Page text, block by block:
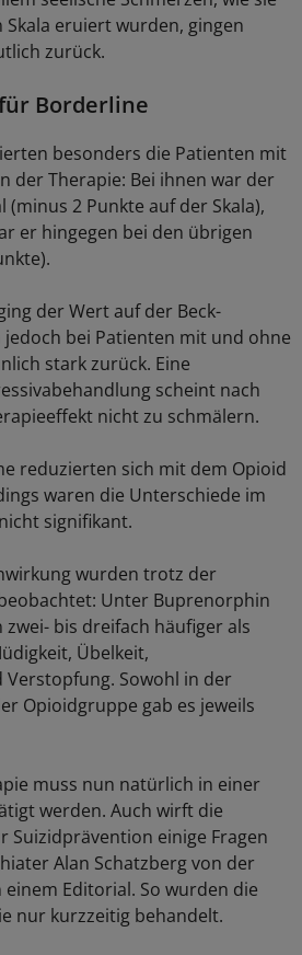
eruiert wurden, gingen
zurück.
Borderline
besonders die Patienten mit
der Therapie: Bei ihnen war der
2 Punkte auf der Skala),
er hingegen bei den übrigen
der Wert auf der Beck-
jedoch bei Patienten mit und ohne
stark zurück. Eine
scheint nach
nicht zu schmälern.
reduzierten sich mit dem Opioid
waren die Unterschiede im
signifikant.
wurden trotz der
Unter Buprenorphin
bis dreifach häufiger als
Übelkeit,
Sowohl in der
Opioidgruppe gab es jeweils
muss nun natürlich in einer
werden. Auch wirft die
Suizidprävention einige Fragen
Alan Schatzberg von der
Editorial. So wurden die
nur kurzzeitig behandelt.